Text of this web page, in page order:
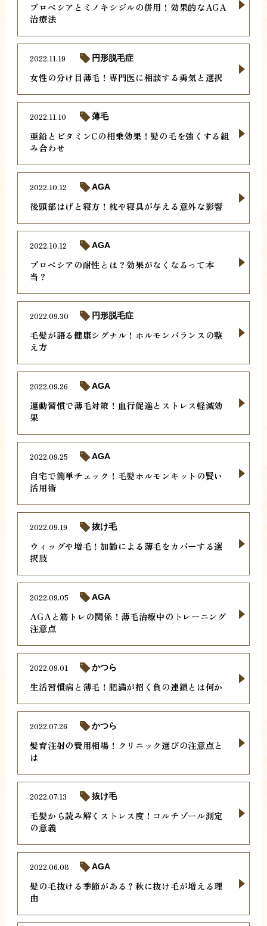
プロペシアとミノキシジルの併用！効果的なAGA
治療法
女性の分け目薄毛！専門医に相談する勇気と選択
2022.11.19 円形脱毛症
亜鉛とビタミンCの相乗効果！髪の毛を強くする組
み合わせ
2022.11.10 薄毛
後頭部はげと寝方！枕や寝具が与える意外な影響
2022.10.12 AGA
プロペシアの耐性とは？効果がなくなるって本
当？
2022.10.12 AGA
毛髪が語る健康シグナル！ホルモンバランスの整
え方
2022.09.30 円形脱毛症
運動習慣で薄毛対策！血行促進とストレス軽減効
果
2022.09.26 AGA
自宅で簡単チェック！毛髪ホルモンキットの賢い
活用術
2022.09.25 AGA
ウィッグや増毛！加齢による薄毛をカバーする選
択肢
2022.09.19 抜け毛
AGAと筋トレの関係！薄毛治療中のトレーニング
注意点
2022.09.05 AGA
生活習慣病と薄毛！肥満が招く負の連鎖とは何か
2022.09.01 かつら
髪育注射の費用相場！クリニック選びの注意点と
は
2022.07.26 かつら
毛髪から読み解くストレス度！コルチゾール測定
の意義
2022.07.13 抜け毛
髪の毛抜ける季節がある？秋に抜け毛が増える理
由
2022.06.08 AGA